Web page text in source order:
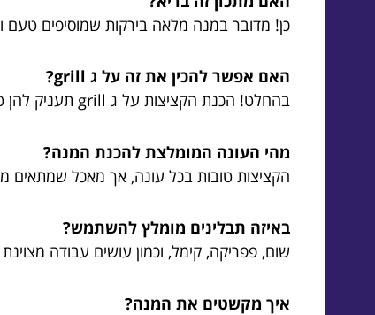
כן! מדובר במנה מלאה בירקות שמוסיפים
האם אפשר להכין את זה על ג grill?
בהחלט! הכנת הקציצות על ג grill תעניק להן טעם מעושן ומיוחד.
מהי העונה המומלצת להכנת המנה?
הקציצות טובות בכל עונה, אך מאכל שמתאים
באיזה תבלינים מומלץ להשתמש?
שום, פפריקה, קימל, וכמון עושים עבודה
איך מקשטים את המנה?